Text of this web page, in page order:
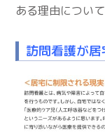
ある理由につい
訪問看護が